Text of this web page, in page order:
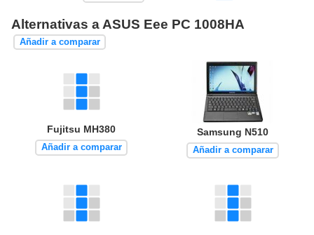
Alternativas a ASUS Eee PC 1008HA
Añadir a comparar
Fujitsu MH380
Añadir a comparar
Samsung N510
Añadir a comparar